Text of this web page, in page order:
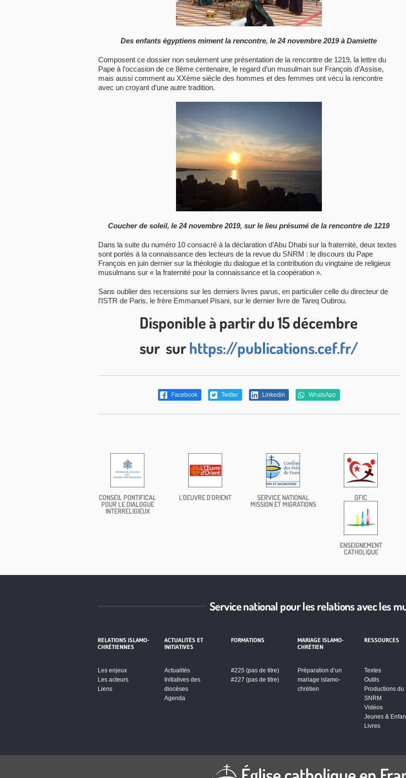
Des enfants égyptiens miment la rencontre, le 24 novembre 2019 à Damiette
Composent ce dossier non seulement une présentation de la rencontre de 1219, la lettre du
Pape à l’occasion de ce 8ème centenaire, le regard d’un musulman sur François d’Assise,
mais aussi comment au XXème siècle des hommes et des femmes ont vécu la rencontre
avec un croyant d’une autre tradition.
Coucher de soleil, le 24 novembre 2019, sur le lieu présumé de la rencontre de 1219
Dans la suite du numéro 10 consacré à la déclaration d’Abu Dhabi sur la fraternité, deux textes
sont portés à la connaissance des lecteurs de la revue du SNRM : le discours du Pape
François en juin dernier sur la théologie du dialogue et la contribution du vingtaine de religieux
musulmans sur « la fraternité pour la connaissance et la coopération ».
Sans oublier des recensions sur les derniers livres parus, en particulier celle du directeur de
l’ISTR de Paris, le frère Emmanuel Pisani, sur le dernier livre de Tareq Oubrou.
Disponible à partir du 15 décembre
sur surhttps://publications.cef.fr/
Facebook Twitter Linkedin WhatsApp
CONSEIL PONTIFICAL
POUR LE DIALOGUE
INTERRELIGIEUX
L'OEUVRE D'ORIENT
SERVICE NATIONAL
MISSION ET MIGRATIONS
GFIC
ENSEIGNEMENT
CATHOLIQUE
Service national pour les relations avec les
RELATIONS ISLAMO-
CHRÉTIENNES
Les enjeux
Les acteurs
Liens
ACTUALITÉS ET
INITIATIVES
Actualités
Initiatives des
diocèses
Agenda
FORMATIONS
#225 (pas de titre)
#227 (pas de titre)
MARIAGE ISLAMO-
CHRÉTIEN
Préparation d’un
mariage islamo-
chrétien
RESSOURCES
Textes
Outils
Productions du
SNRM
Vidéos
Jeunes &
Livres